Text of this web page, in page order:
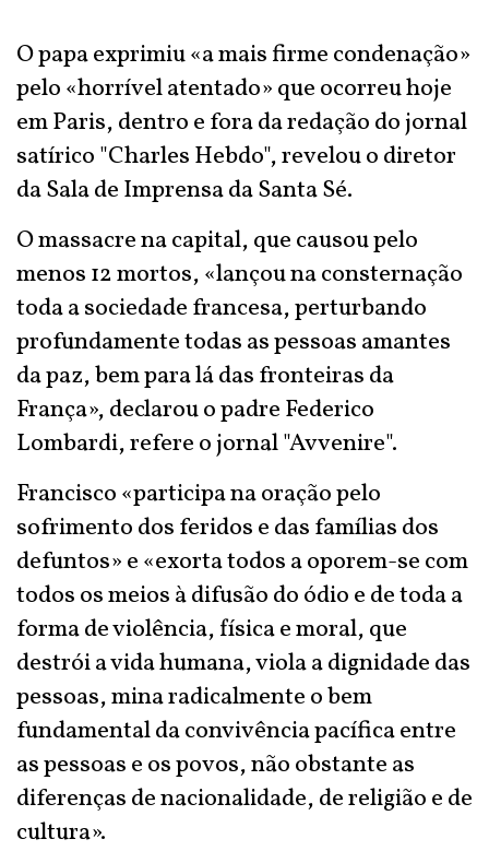
O papa exprimiu «a mais firme condenação»
pelo «horrível atentado» que ocorreu hoje
em Paris, dentro e fora da redação do jornal
satírico "Charles Hebdo", revelou o diretor
da Sala de Imprensa da Santa Sé.
O massacre na capital, que causou pelo
menos 12 mortos, «lançou na consternação
toda a sociedade francesa, perturbando
profundamente todas as pessoas amantes
da paz, bem para lá das fronteiras da
França», declarou o padre Federico
Lombardi, refere o jornal "Avvenire".
Francisco «participa na oração pelo
sofrimento dos feridos e das famílias dos
defuntos» e «exorta todos a oporem-se com
todos os meios à difusão do ódio e de toda a
forma de violência, física e moral, que
destrói a vida humana, viola a dignidade das
pessoas, mina radicalmente o bem
fundamental da convivência pacífica entre
as pessoas e os povos, não obstante as
diferenças de nacionalidade, de religião e de
cultura».